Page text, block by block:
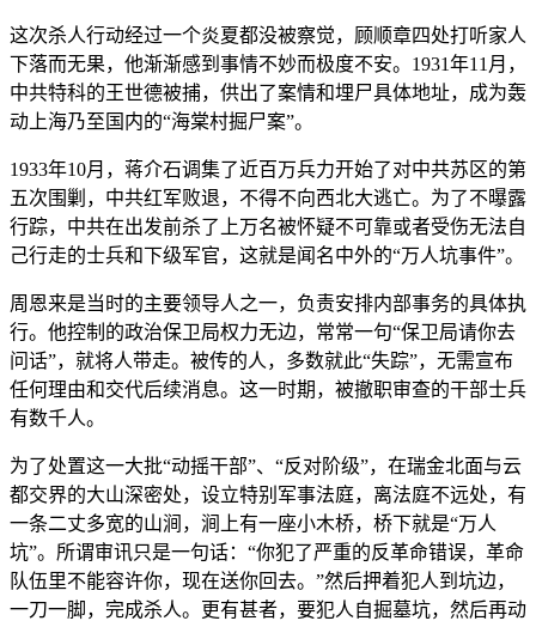
这次杀人行动经过一个炎夏都没被察觉，顾顺章四处打听家人
下落而无果，他渐渐感到事情不妙而极度不安。1931年11月，
中共特科的王世德被捕，供出了案情和埋尸具体地址，成为轰
动上海乃至国内的“海棠村掘尸案”。
1933年10月，蒋介石调集了近百万兵力开始了对中共苏区的第
五次围剿，中共红军败退，不得不向西北大逃亡。为了不曝露
行踪，中共在出发前杀了上万名被怀疑不可靠或者受伤无法自
己行走的士兵和下级军官，这就是闻名中外的“万人坑事件”。
周恩来是当时的主要领导人之一，负责安排内部事务的具体执
行。他控制的政治保卫局权力无边，常常一句“保卫局请你去
问话”，就将人带走。被传的人，多数就此“失踪”，无需宣布
任何理由和交代后续消息。这一时期，被撤职审查的干部士兵
有数千人。
为了处置这一大批“动摇干部”、“反对阶级”，在瑞金北面与云
都交界的大山深密处，设立特别军事法庭，离法庭不远处，有
一条二丈多宽的山涧，涧上有一座小木桥，桥下就是“万人
坑”。所谓审讯只是一句话：“你犯了严重的反革命错误，革命
队伍里不能容许你，现在送你回去。”然后押着犯人到坑边，
一刀一脚，完成杀人。更有甚者，要犯人自掘墓坑，然后再动